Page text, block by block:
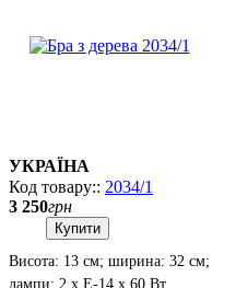
УКРАЇНА
2034/1
3 250грн
Купити
Висота: 13 см; ширина: 32 см;
лампи: 2 х Е-14 х 60 Вт.